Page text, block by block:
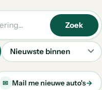
Sorteren
Zoek
✉ Mail me nieuwe auto's→